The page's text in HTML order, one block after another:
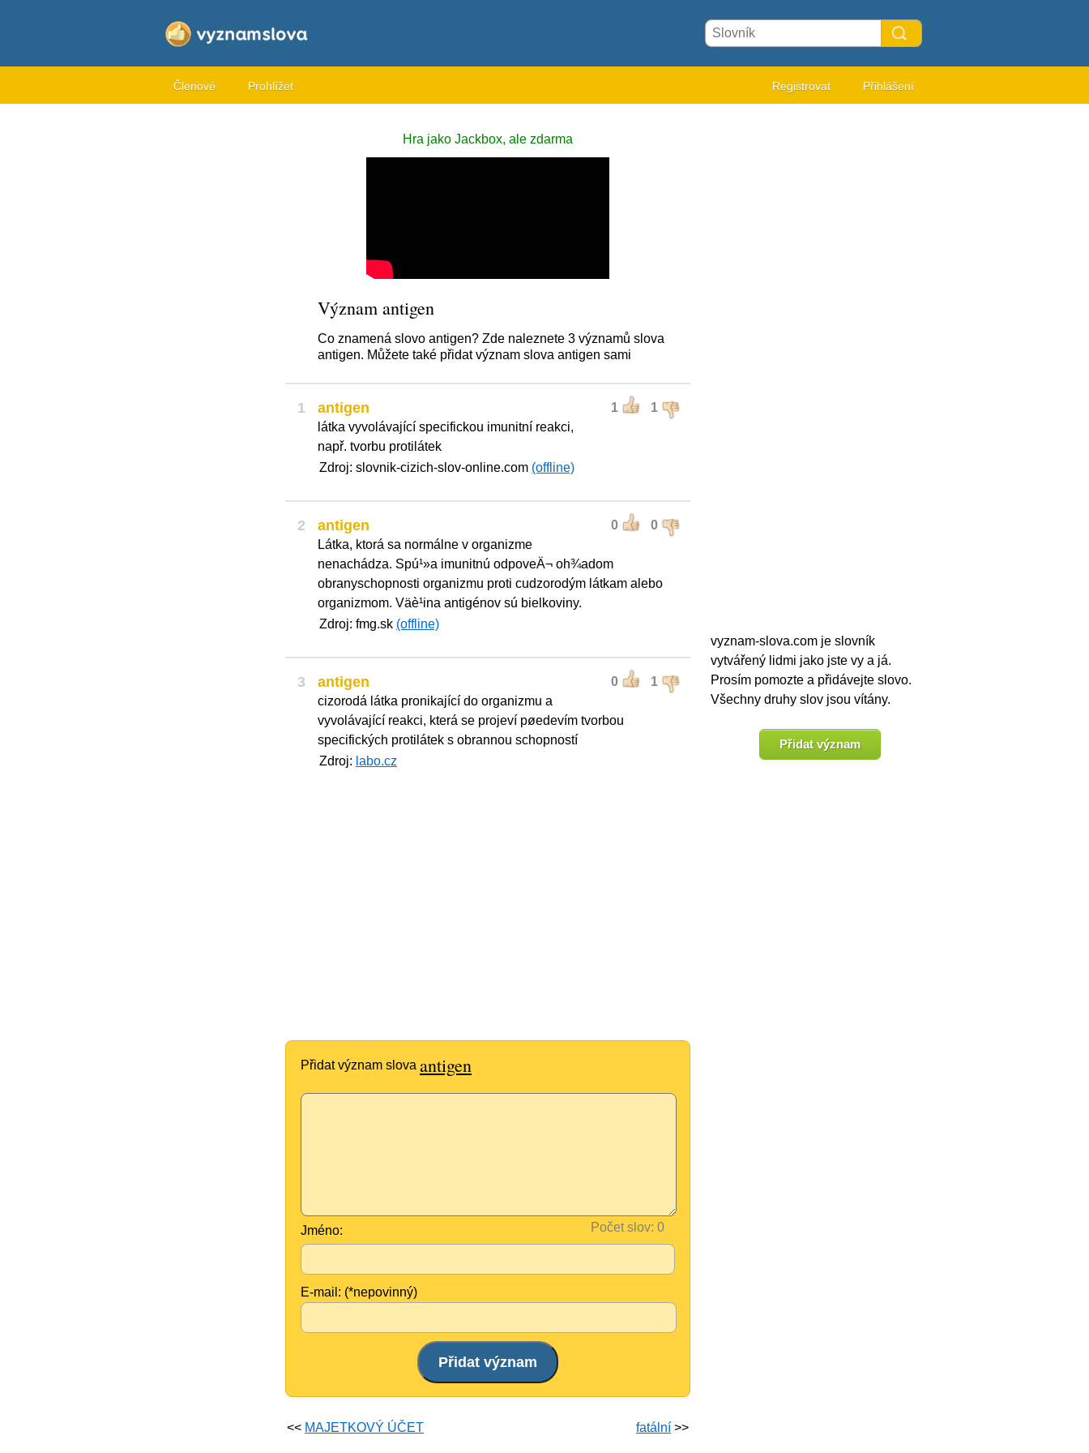
Členové Prohlížet Registrovat Přihlášení
Hra jako Jackbox, ale zdarma
Význam antigen
Co znamená slovo antigen? Zde naleznete 3 významů slova
antigen. Můžete také přidat význam slova antigen sami
1 1 1
antigen
látka vyvolávající specifickou imunitní reakci,
např. tvorbu protilátek
Zdroj: slovnik-cizich-slov-online.com (offline)
2 0 0
antigen
Látka, ktorá sa normálne v organizme
nenachádza. Spú¹»a imunitnú odpoveÄ¬ oh¾adom
obranyschopnosti organizmu proti cudzorodým látkam alebo
organizmom. Väè¹ina antigénov sú bielkoviny.
Zdroj: fmg.sk (offline)
3 0 1
antigen
cizorodá látka pronikající do organizmu a
vyvolávající reakci, která se projeví pøedevím tvorbou
specifických protilátek s obrannou schopností
Zdroj: labo.cz
Přidat význam slova antigen
Počet slov:
Jméno:
E-mail: (*nepovinný)
<< MAJETKOVÝ ÚČET fatální >>
vyznam-slova.com je slovník
vytvářený lidmi jako jste vy a já.
Prosím pomozte a přidávejte slovo.
Všechny druhy slov jsou vítány.
Přidat význam